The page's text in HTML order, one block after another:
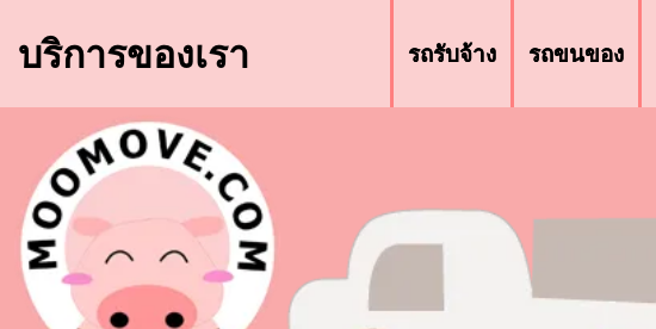
บริการของเรา รถรับจ้าง รถขนของ